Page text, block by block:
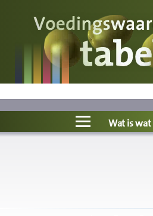
Voedingswaarde
Wat is wat?
Ons voedsel
Wat is wat